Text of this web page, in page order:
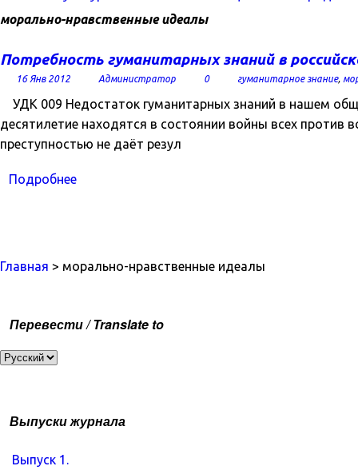
морально-нравственные идеалы
Потребность гуманитарных знаний в
16 Янв 2012 Администратор 0 гуманитарное знание,
УДК 009 Недостаток гуманитарных знаний в нашем
десятилетие находятся в состоянии войны всех против
преступностью не даёт резул
Подробнее
Главная > морально-нравственные идеалы
Перевести / Translate to
Выпуски журнала
Выпуск 1.